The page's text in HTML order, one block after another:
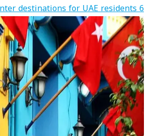
6 affordable winter destinations for UAE residents